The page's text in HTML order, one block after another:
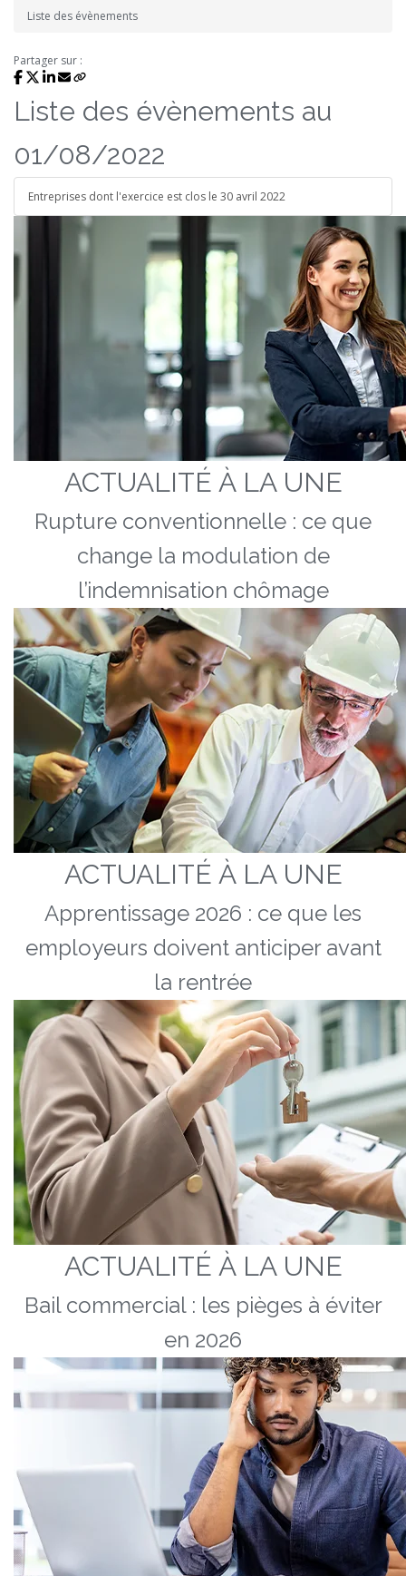
Liste des évènements
Partager sur :
Liste des évènements au
01/08/2022
Entreprises dont l'exercice est clos le 30 avril 2022
ACTUALITÉ À LA UNE
Rupture conventionnelle : ce que
change la modulation de
l’indemnisation chômage
ACTUALITÉ À LA UNE
Apprentissage 2026 : ce que les
employeurs doivent anticiper avant
la rentrée
ACTUALITÉ À LA UNE
Bail commercial : les pièges à éviter
en 2026